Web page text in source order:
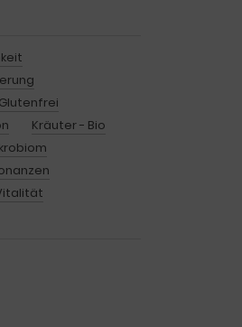
Glutenfrei
Kräuter - Bio